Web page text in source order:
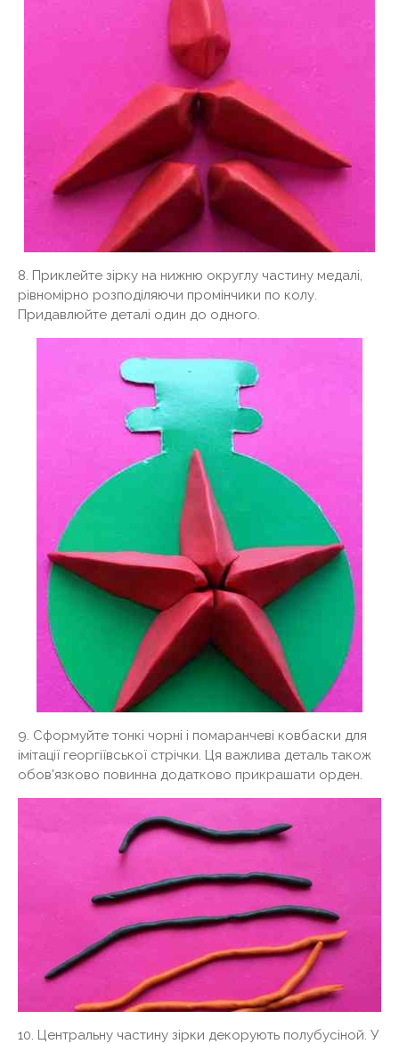
8. Приклейте зірку на нижню округлу частину медалі,
рівномірно розподіляючи промінчики по колу.
Придавлюйте деталі один до одного.
9. Сформуйте тонкі чорні і помаранчеві ковбаски для
імітації георгіївської стрічки. Ця важлива деталь також
обов'язково повинна додатково прикрашати орден.
10. Центральну частину зірки декорують полубусіной. У